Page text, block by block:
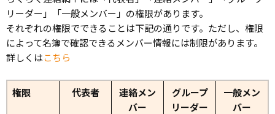
リーダー」「一般メンバー」の権限があります。
それぞれの権限でできることは下記の通りです。ただし、権限
によって名簿で確認できるメンバー情報には制限があります。
詳しくはこちら
権限 代表者
連絡メン
バー
グループ
リーダー
一般メン
バー